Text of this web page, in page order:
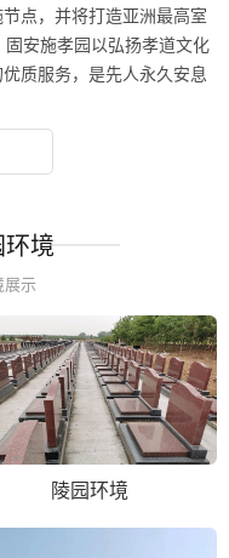
点，并将打造亚洲最高室
安施孝园以弘扬孝道文化
质服务，是先人永久安息
境
示
陵园环境